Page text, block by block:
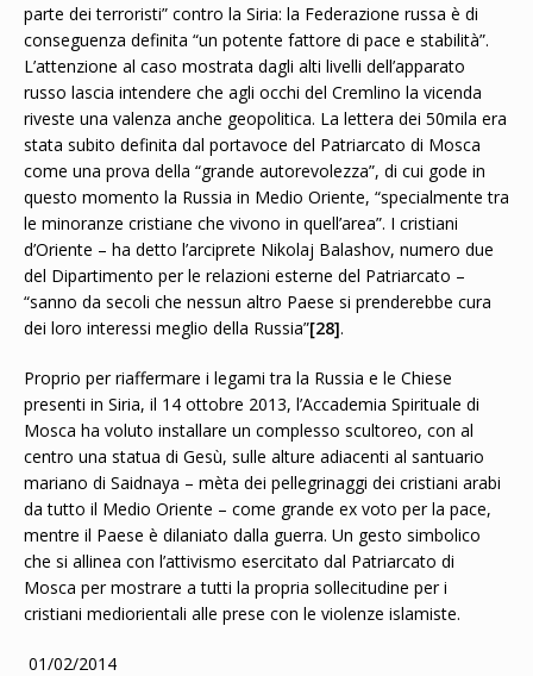
parte dei terroristi” contro la Siria: la Federazione russa è di
conseguenza definita “un potente fattore di pace e stabilità”.
L’attenzione al caso mostrata dagli alti livelli dell’apparato
russo lascia intendere che agli occhi del Cremlino la vicenda
riveste una valenza anche geopolitica. La lettera dei 50mila era
stata subito definita dal portavoce del Patriarcato di Mosca
come una prova della “grande autorevolezza”, di cui gode in
questo momento la Russia in Medio Oriente, “specialmente tra
le minoranze cristiane che vivono in quell’area”. I cristiani
d’Oriente – ha detto l’arciprete Nikolaj Balashov, numero due
del Dipartimento per le relazioni esterne del Patriarcato –
“sanno da secoli che nessun altro Paese si prenderebbe cura
dei loro interessi meglio della Russia”[28].
Proprio per riaffermare i legami tra la Russia e le Chiese
presenti in Siria, il 14 ottobre 2013, l’Accademia Spirituale di
Mosca ha voluto installare un complesso scultoreo, con al
centro una statua di Gesù, sulle alture adiacenti al santuario
mariano di Saidnaya – mèta dei pellegrinaggi dei cristiani arabi
da tutto il Medio Oriente – come grande ex voto per la pace,
mentre il Paese è dilaniato dalla guerra. Un gesto simbolico
che si allinea con l’attivismo esercitato dal Patriarcato di
Mosca per mostrare a tutti la propria sollecitudine per i
cristiani mediorientali alle prese con le violenze islamiste.
01/02/2014